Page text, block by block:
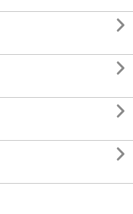



